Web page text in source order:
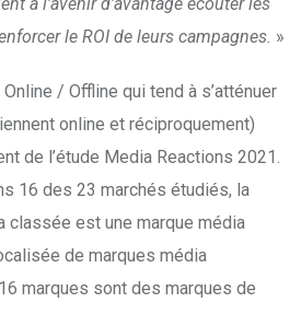
le ROI de leurs campagnes. »
/ Offline qui tend à s’atténuer
online et réciproquement)
de l’étude Media Reactions 2021.
16 des 23 marchés étudiés, la
classée est une marque média
de marques média
marques sont des marques de